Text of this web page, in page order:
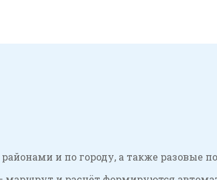
и по городу, а также разовые